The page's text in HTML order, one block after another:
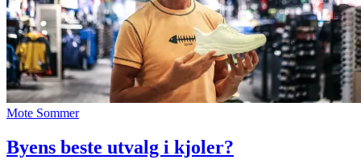
Mote Sommer
Byens beste utvalg i kjoler?